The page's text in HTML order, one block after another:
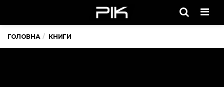
ГОЛОВНА КНИГИ